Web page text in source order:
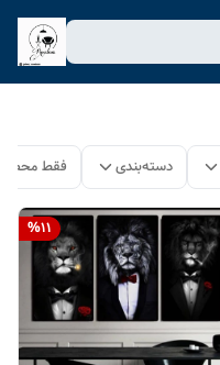
دسته‌بندی فقط
%11